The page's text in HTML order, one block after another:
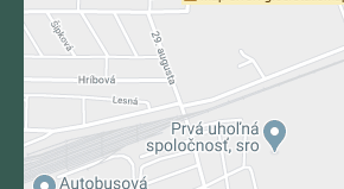
Externý obsah je blokovaný Voľbami
súkromia
Prajete si načítať externý obsah?